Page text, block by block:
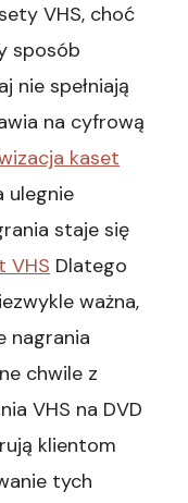
VHS, choć
sposób
nie spełniają
na cyfrową
kaset
ulegnie
staje się
VHS Dlatego
ważna,
nagrania
chwile z
VHS na DVD
klientom
tych